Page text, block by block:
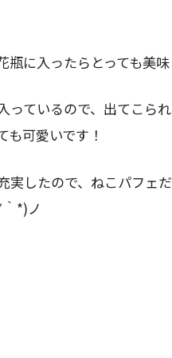
に入ったらとっても美味
っているので、出てこら
可愛いです！
実したので、ねこパフェ
*)ノ